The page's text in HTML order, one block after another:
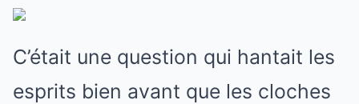
C’était une question qui hantait les
esprits bien avant que les cloches